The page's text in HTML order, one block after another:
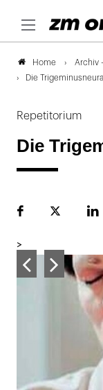
Home Archiv
Die
Repetitorium
Die
FacebookPlattform
>